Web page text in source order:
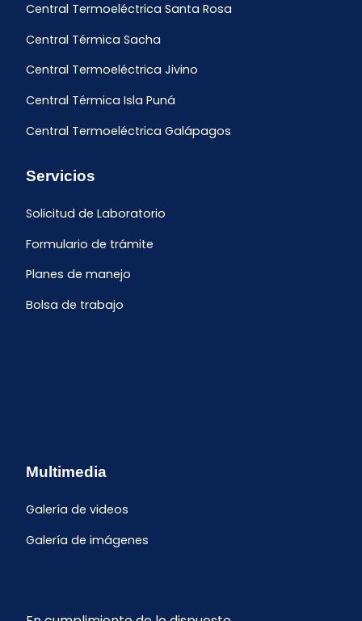
Central Termoeléctrica Santa Rosa
Central Térmica Sacha
Central Termoeléctrica Jivino
Central Térmica Isla Puná
Central Termoeléctrica Galápagos
Servicios
Solicitud de Laboratorio
Formulario de trámite
Planes de manejo
Bolsa de trabajo
Multimedia
Galería de videos
Galería de imágenes